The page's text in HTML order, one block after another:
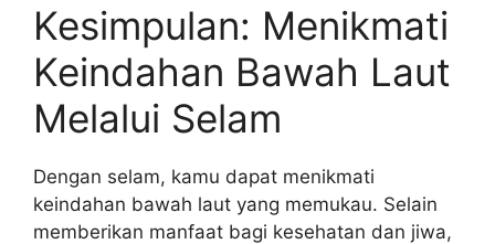
Kesimpulan: Menikmati
Keindahan Bawah Laut
Melalui Selam
Dengan selam, kamu dapat menikmati
keindahan bawah laut yang memukau. Selain
memberikan manfaat bagi kesehatan dan jiwa,